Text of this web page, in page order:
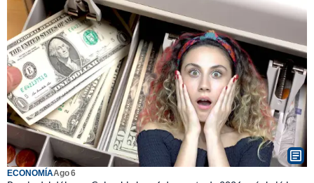
ECONOMÍAAgo 6